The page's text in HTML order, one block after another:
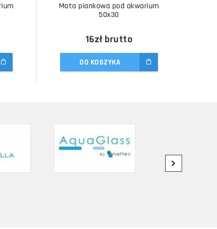
Mata piankowa pod akwarium
50x30
16złbrutto
DO KOSZYKA